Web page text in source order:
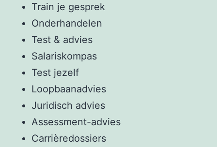
Train je gesprek
Onderhandelen
Test & advies
Salariskompas
Test jezelf
Loopbaanadvies
Juridisch advies
Assessment-advies
Carrièredossiers